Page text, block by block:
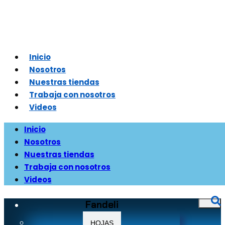
Inicio
Nosotros
Nuestras tiendas
Trabaja con nosotros
Videos
Inicio
Nosotros
Nuestras tiendas
Trabaja con nosotros
Videos
Fandeli
HOJAS